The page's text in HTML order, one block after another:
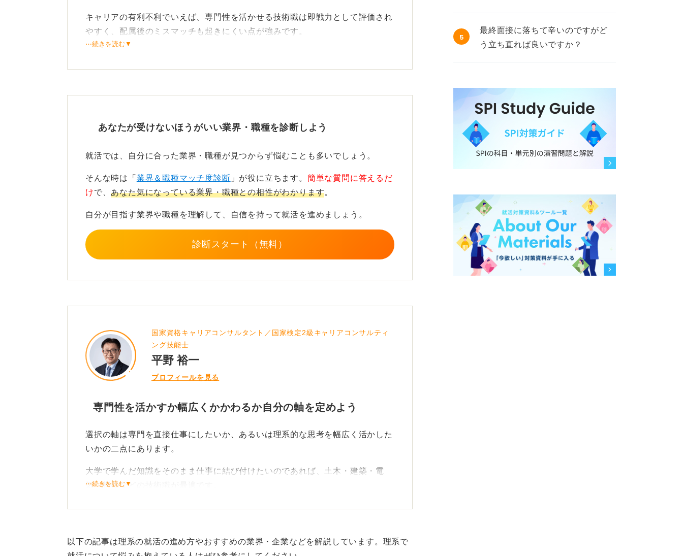
キャリアの有利不利でいえば、専門性を活かせる技術職は即戦力として評価され
やすく、配属後のミスマッチも起きにくい点が強みです。
明確な採用枠があります。
将来のビジョンを描いて後悔のない道を選び抜こう
技術職は募集人数が少ない分、試験対策は的を絞りやすく、民間の研究職や技術
自分が専門を深めたいのか、あるいは幅広く政策や運営に関わりたいのかを軸に
選ぶことが、後悔しない判断につながります。
理系の強みを活かせるフィールドは、あなたが考える以上に広く用意されていま
す。
⋯続きを読む▼
あなたが受けないほうがいい業界・職種を診断しよう
就活では、自分に合った業界・職種が見つからず悩むことも多いでしょう。
そんな時は「 業界＆職種マッチ度診断 」が役に立ちます。 簡単な質問に答えるだ
けで、あなた気になっている業界・職種との相性がわかります。
自分が目指す業界や職種を理解して、自信を持って就活を進めましょう。
診断スタート（無料）
国家資格キャリアコンサルタント／国家検定2級キャリアコンサルティ
ング技能士
平野 裕一
プロフィールを見る
専門性を活かすか幅広くかかわるか自分の軸を定めよう
選択の軸は専門を直接仕事にしたいか、あるいは理系的な思考を幅広く活かした
いかの二点にあります。
大学で学んだ知識をそのまま仕事に結び付けたいのであれば、土木・建築・電
気・機械などの技術職が最適です。
募集人数は行政職より少ないですが、専門性が明確なため、民間企業との併願も
地図に残る仕事への誇りを持ち理系の強みを活かそう
⋯続きを読む▼
以下の記事は理系の就活の進め方やおすすめの業界・企業などを解説しています。理系で
5
最終面接に落ちて辛いのですがど
う立ち直れば良いですか？